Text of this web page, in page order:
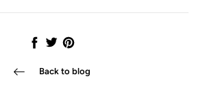
ShareTweet
Pin
Back to blog